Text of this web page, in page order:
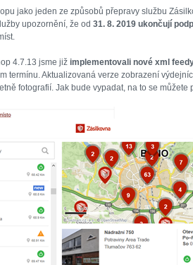
jako jeden ze způsobů přepravy službu
upozornění, že od 31. 8. 2019 ukončují
4.7.13 jsme již implementovali nové xml
termínu. Aktualizovaná verze zobrazení
fotografií. Jak bude vypadat, na to se můžete